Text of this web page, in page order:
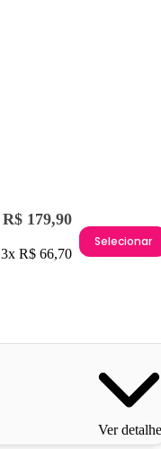
R$ 179,90
3x R$ 66,70
Selecionar
Ver